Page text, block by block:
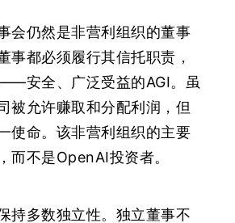
会仍然是非营利组织的董事
事都必须履行其信托职责，
安全、广泛受益的AGI。虽
被允许赚取和分配利润，但
使命。该非营利组织的主要
而不是OpenAI投资者。
持多数独立性。 独立董事不